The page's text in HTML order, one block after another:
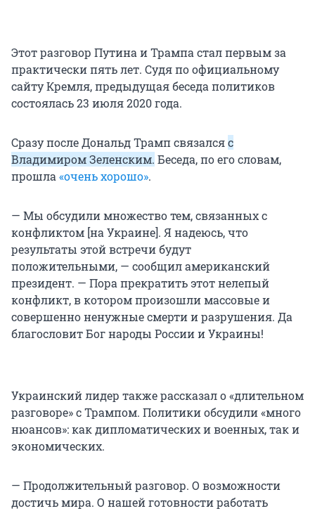
Этот разговор Путина и Трампа стал первым за
практически пять лет. Судя по официальному
сайту Кремля, предыдущая беседа политиков
состоялась 23 июля 2020 года.
Сразу после Дональд Трамп связалсяс
Владимиром Зеленским. Беседа, по его словам,
прошла«очень хорошо».
— Мы обсудили множество тем, связанных с
конфликтом [на Украине]. Я надеюсь, что
результаты этой встречи будут
положительными, — сообщил американский
президент. — Пора прекратить этот нелепый
конфликт, в котором произошли массовые и
совершенно ненужные смерти и разрушения. Да
благословит Бог народы России и Украины!
Украинский лидер также рассказал о «длительном
разговоре» с Трампом. Политики обсудили «много
нюансов»: как дипломатических и военных, так и
экономических.
— Продолжительный разговор. О возможности
достичь мира. О нашей готовности работать